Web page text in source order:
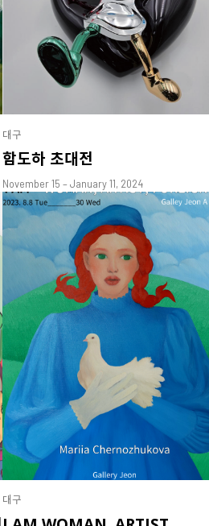
대구
함도하 초대전
November 15 – January 11, 2024
대구